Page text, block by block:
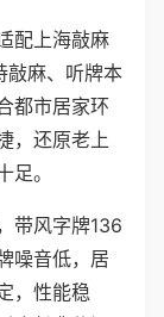
配上海敲麻
敲麻、听牌本
都市居家环
，还原老上
。
带风字牌136
噪音低，居
，性能稳